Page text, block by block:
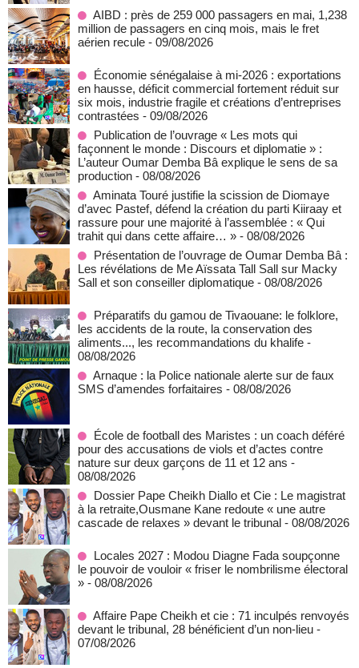
AIBD : près de 259 000 passagers en mai, 1,238
million de passagers en cinq mois, mais le fret
aérien recule - 09/08/2026
Économie sénégalaise à mi-2026 : exportations
en hausse, déficit commercial fortement réduit sur
six mois, industrie fragile et créations d’entreprises
contrastées - 09/08/2026
Publication de l’ouvrage « Les mots qui
façonnent le monde : Discours et diplomatie » :
L’auteur Oumar Demba Bâ explique le sens de sa
production - 08/08/2026
Aminata Touré justifie la scission de Diomaye
d’avec Pastef, défend la création du parti Kiiraay et
rassure pour une majorité à l’assemblée : « Qui
trahit qui dans cette affaire… » - 08/08/2026
Présentation de l’ouvrage de Oumar Demba Bâ :
Les révélations de Me Aïssata Tall Sall sur Macky
Sall et son conseiller diplomatique - 08/08/2026
Préparatifs du gamou de Tivaouane: le folklore,
les accidents de la route, la conservation des
aliments..., les recommandations du khalife -
08/08/2026
Arnaque : la Police nationale alerte sur de faux
SMS d’amendes forfaitaires - 08/08/2026
École de football des Maristes : un coach déféré
pour des accusations de viols et d’actes contre
nature sur deux garçons de 11 et 12 ans -
08/08/2026
Dossier Pape Cheikh Diallo et Cie : Le magistrat
à la retraite,Ousmane Kane redoute « une autre
cascade de relaxes » devant le tribunal - 08/08/2026
Locales 2027 : Modou Diagne Fada soupçonne
le pouvoir de vouloir « friser le nombrilisme électoral
» - 08/08/2026
Affaire Pape Cheikh et cie : 71 inculpés renvoyés
devant le tribunal, 28 bénéficient d’un non-lieu -
07/08/2026